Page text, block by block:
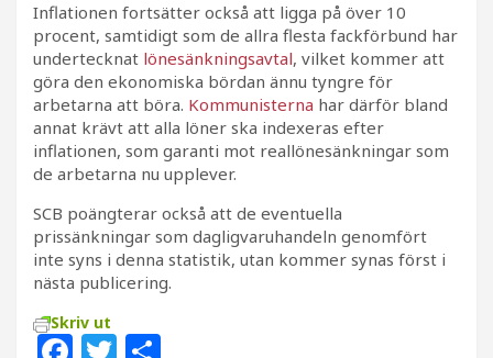
Inflationen fortsätter också att ligga på över 10
procent, samtidigt som de allra flesta fackförbund har
undertecknat lönesänkningsavtal, vilket kommer att
göra den ekonomiska bördan ännu tyngre för
arbetarna att böra. Kommunisterna har därför bland
annat krävt att alla löner ska indexeras efter
inflationen, som garanti mot reallönesänkningar som
de arbetarna nu upplever.
SCB poängterar också att de eventuella
prissänkningar som dagligvaruhandeln genomfört
inte syns i denna statistik, utan kommer synas först i
nästa publicering.
Skriv ut